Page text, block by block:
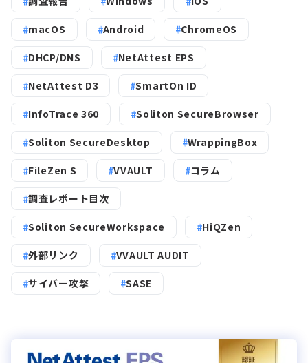
macOS Android ChromeOS
DHCP/DNS NetAttest EPS
NetAttest D3 SmartOn ID
InfoTrace 360 Soliton SecureBrowser
Soliton SecureDesktop WrappingBox
FileZen S VVAULT コラム
調査レポート目次
Soliton SecureWorkspace HiQZen
外部リンク VVAULT AUDIT
サイバー攻撃 SASE